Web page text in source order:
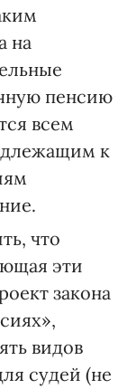
на
пенсию
всем
к
что
эти
закона
видов
судей (не